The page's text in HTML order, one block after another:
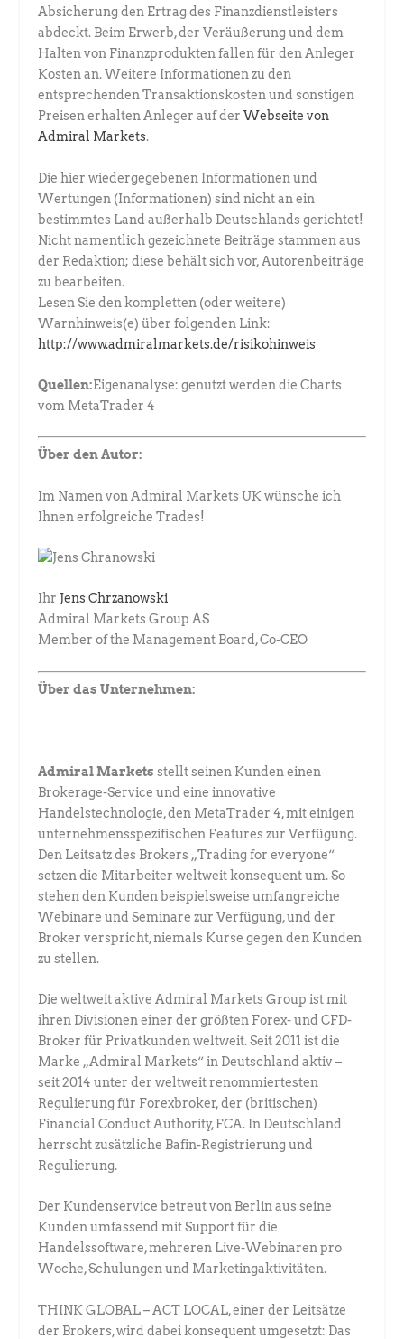
Absicherung den Ertrag des Finanzdienstleisters
abdeckt. Beim Erwerb, der Veräußerung und dem
Halten von Finanzprodukten fallen für den Anleger
Kosten an. Weitere Informationen zu den
entsprechenden Transaktionskosten und sonstigen
Preisen erhalten Anleger auf derWebseite von
Admiral Markets.
Die hier wiedergegebenen Informationen und
Wertungen (Informationen) sind nicht an ein
bestimmtes Land außerhalb Deutschlands gerichtet!
Nicht namentlich gezeichnete Beiträge stammen aus
der Redaktion; diese behält sich vor, Autorenbeiträge
zu bearbeiten.
Lesen Sie den kompletten (oder weitere)
Warnhinweis(e) über folgenden Link:
http://www.admiralmarkets.de/risikohinweis
Quellen:Eigenanalyse: genutzt werden die Charts
vom MetaTrader 4
Über den Autor:
Im Namen von Admiral Markets UK wünsche ich
Ihnen erfolgreiche Trades!
Ihr Jens Chrzanowski
Admiral Markets Group AS
Member of the Management Board, Co-CEO
Über das Unternehmen:
Admiral Markets stellt seinen Kunden einen
Brokerage-Service und eine innovative
Handelstechnologie, den MetaTrader 4, mit einigen
unternehmensspezifischen Features zur Verfügung.
Den Leitsatz des Brokers „Trading for everyone“
setzen die Mitarbeiter weltweit konsequent um. So
stehen den Kunden beispielsweise umfangreiche
Webinare und Seminare zur Verfügung, und der
Broker verspricht, niemals Kurse gegen den Kunden
zu stellen.
Die weltweit aktive Admiral Markets Group ist mit
ihren Divisionen einer der größten Forex- und CFD-
Broker für Privatkunden weltweit. Seit 2011 ist die
Marke „Admiral Markets“ in Deutschland aktiv –
seit 2014 unter der weltweit renommiertesten
Regulierung für Forexbroker, der (britischen)
Financial Conduct Authority, FCA. In Deutschland
herrscht zusätzliche Bafin-Registrierung und
Regulierung.
Der Kundenservice betreut von Berlin aus seine
Kunden umfassend mit Support für die
Handelssoftware, mehreren Live-Webinaren pro
Woche, Schulungen und Marketingaktivitäten.
THINK GLOBAL – ACT LOCAL, einer der Leitsätze
der Brokers, wird dabei konsequent umgesetzt: Das